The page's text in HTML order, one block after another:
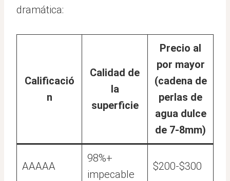
dramática:
Calificació
n
Calidad de
la
superficie
Precio al
por mayor
(cadena de
perlas de
agua dulce
de 7-8mm)
AAAAA
98%+
impecable
$200-$300